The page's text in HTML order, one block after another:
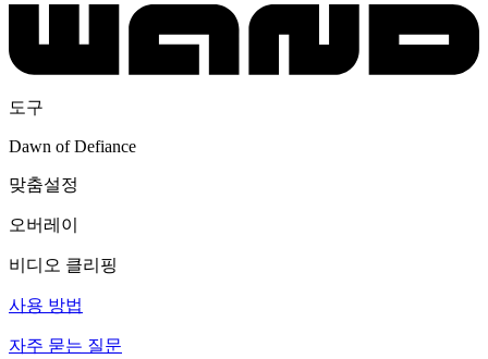
도구
Dawn of Defiance
맞춤설정
오버레이
비디오 클리핑
사용 방법
자주 묻는 질문